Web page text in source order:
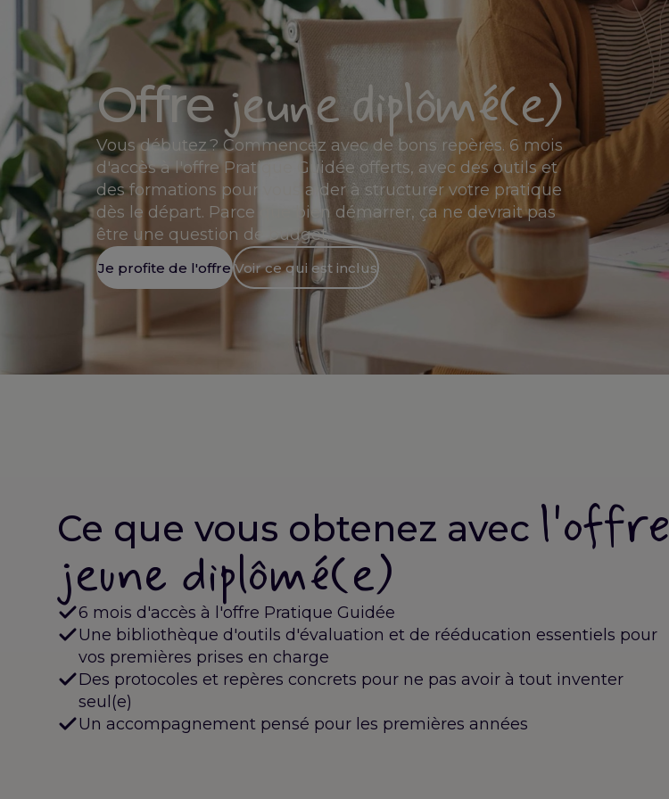
Offrejeune diplômé(e)
Vous débutez ? Commencez avec de bons repères. 6 mois
d'accès à l'offre Pratique Guidée offerts, avec des outils et
des formations pour vous aider à structurer votre pratique
dès le départ. Parce que bien démarrer, ça ne devrait pas
être une question de budget.
Je profite de l'offre Voir ce qui est inclus
Ce que vous obtenez avec l'offre
jeune diplômé(e)
6 mois d'accès à l'offre Pratique Guidée
Une bibliothèque d'outils d'évaluation et de rééducation essentiels pour
vos premières prises en charge
Des protocoles et repères concrets pour ne pas avoir à tout inventer
seul(e)
Un accompagnement pensé pour les premières années